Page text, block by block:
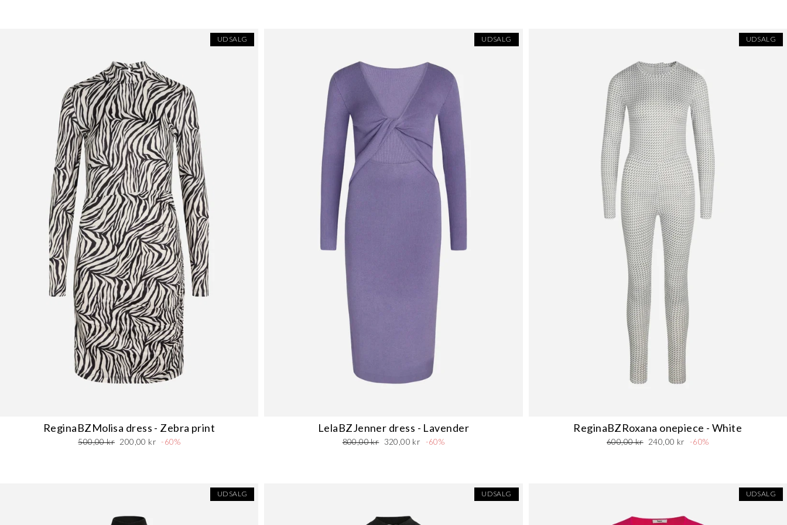
UDSALG
ReginaBZMolisa dress - Zebra print
Normalpris
500,00 kr Udsalgspris
200,00 kr -60%
UDSALG
LelaBZJenner dress - Lavender
Normalpris
800,00 kr Udsalgspris
320,00 kr -60%
UDSALG
ReginaBZRoxana onepiece - White
Normalpris
600,00 kr Udsalgspris
240,00 kr -60%
UDSALG UDSALG UDSALG